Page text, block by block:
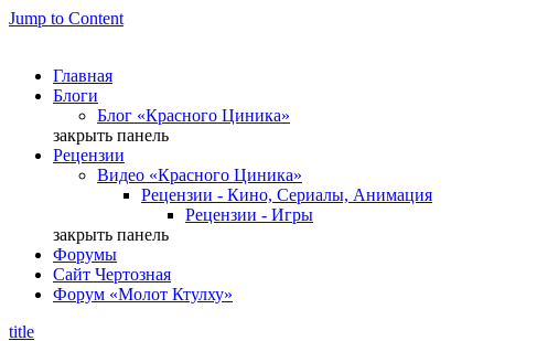
Jump to Content
Главная
Блоги
Блог «Красного Циника»
закрыть панель
Рецензии
Видео «Красного Циника»
Рецензии - Кино, Сериалы, Анимация
Рецензии - Игры
закрыть панель
Форумы
Сайт Чертозная
Форум «Молот Ктулху»
title